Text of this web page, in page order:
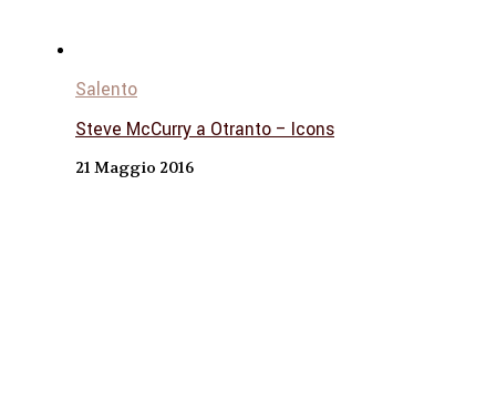
Salento
Steve McCurry a Otranto – Icons
21 Maggio 2016